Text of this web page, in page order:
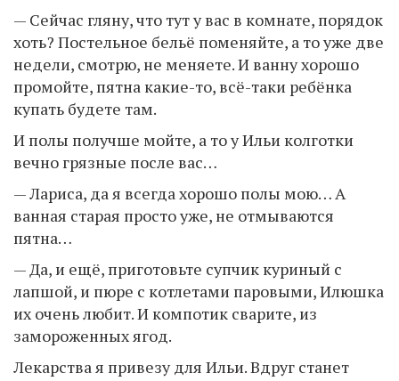
— Сейчас гляну, что тут у вас в комнате, порядок
хоть? Постельное бельё поменяйте, а то уже две
недели, смотрю, не меняете. И ванну хорошо
промойте, пятна какие-то, всё-таки ребёнка
купать будете там.
И полы получше мойте, а то у Ильи колготки
вечно грязные после вас…
— Лариса, да я всегда хорошо полы мою… А
ванная старая просто уже, не отмываются
пятна…
— Да, и ещё, приготовьте супчик куриный с
лапшой, и пюре с котлетами паровыми, Илюшка
их очень любит. И компотик сварите, из
замороженных ягод.
Лекарства я привезу для Ильи. Вдруг станет